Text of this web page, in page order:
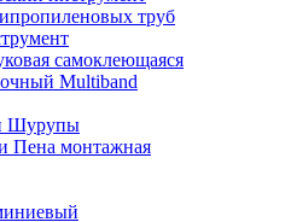
труб
самоклеющаяся
Multiband
Шурупы
Пена монтажная